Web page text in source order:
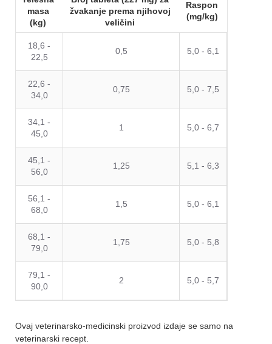
masa
(kg)
žvakanje prema njihovoj
veličini
Raspon
(mg/kg)
18,6 -
22,5
0,5 5,0 - 6,1
22,6 -
34,0
0,75 5,0 - 7,5
34,1 -
45,0
1 5,0 - 6,7
45,1 -
56,0
1,25 5,1 - 6,3
56,1 -
68,0
1,5 5,0 - 6,1
68,1 -
79,0
1,75 5,0 - 5,8
79,1 -
90,0
2 5,0 - 5,7
Ovaj veterinarsko-medicinski proizvod izdaje se samo na
veterinarski recept.